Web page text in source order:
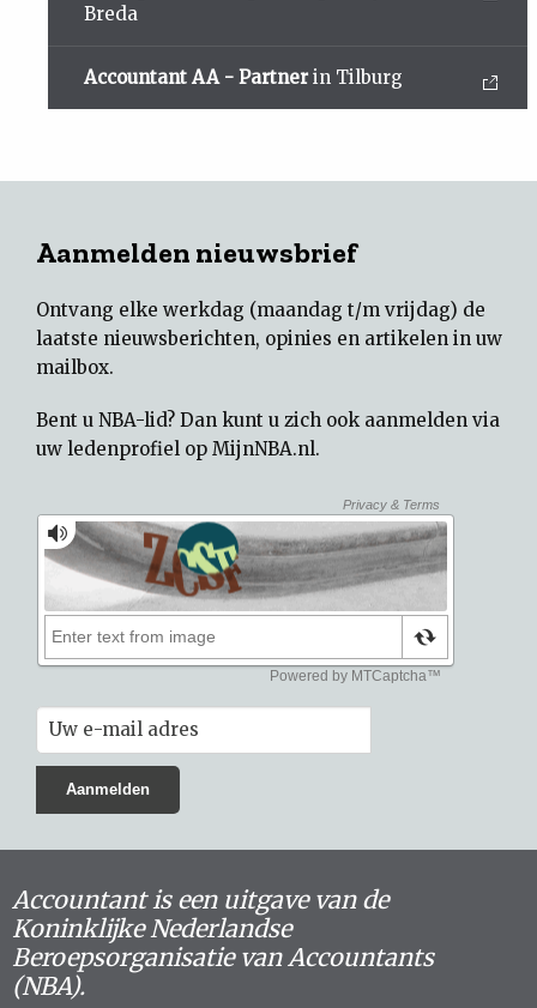
Breda
Accountant AA - Partner in Tilburg
Aanmelden nieuwsbrief
Ontvang elke werkdag (maandag t/m vrijdag) de
laatste nieuwsberichten, opinies en artikelen in uw
mailbox.
Bent u NBA-lid? Dan kunt u zich ook aanmelden via
uw ledenprofiel op MijnNBA.nl.
Accountant is een uitgave van de
Koninklijke Nederlandse
Beroepsorganisatie van Accountants
(NBA).